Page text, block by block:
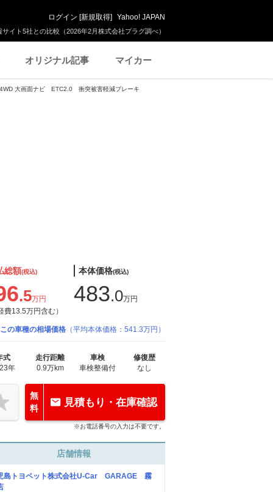
イト5社との比較（2026年2月株式会社プラグ調べ）
ログイン [新規取得] Yahoo! JAPAN
オリジナル記事 マイカー
4WD 大画面ナビ ETC2.0 衝突被害軽減ブレーキ
総額(税込)
.5万円
費13.5万円含む）
本体価格(税込)
483.0万円
この車種の相場価格 （平均本体価格：541.3万円）
式
年
走行距離
0.9万km
車検
車検整備付
修復歴
なし
無
料
見積もり・在庫確認
※お電話番号の入力は不要です。
店舗情報
島トヨペット株式会社U-Car GARAGE 霧